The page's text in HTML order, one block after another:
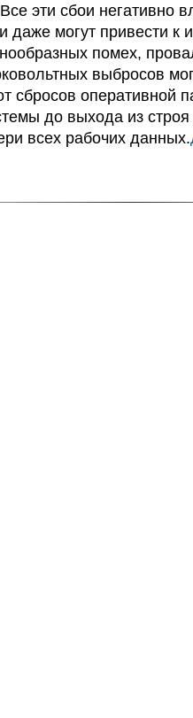
эти сбои негативно
даже могут привести к
помех,
выбросов
сбросов оперативной
до выхода из
всех рабочих данных.